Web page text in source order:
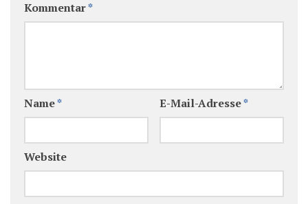
Kommentar*
Name* E-Mail-Adresse*
Website